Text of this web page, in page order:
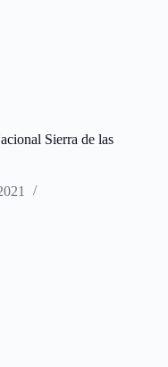
Sierra de las